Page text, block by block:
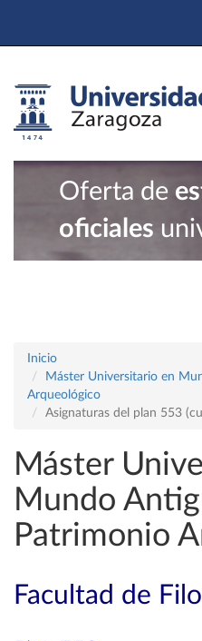
Oferta de
oficiales
Inicio
Máster Universitario en
Arqueológico
Asignaturas del plan 553
Máster
Mundo
Patrimonio
Facultad de